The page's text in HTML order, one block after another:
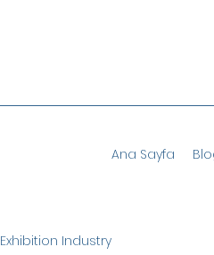
Ana Sayfa
Exhibition Industry